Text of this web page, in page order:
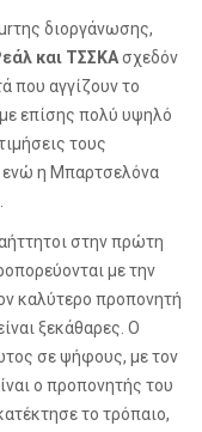
της διοργάνωσης,
και ΤΣΣΚΑσχεδόν
που αγγίζουν το
επίσης πολύ υψηλό
τους
ενώ η Μπαρτσελόνα
στην πρώτη
με την
καλύτερο προπονητή
ξεκάθαρες. Ο
σε ψήφους, με τον
ο προπονητής του
το τρόπαιο,